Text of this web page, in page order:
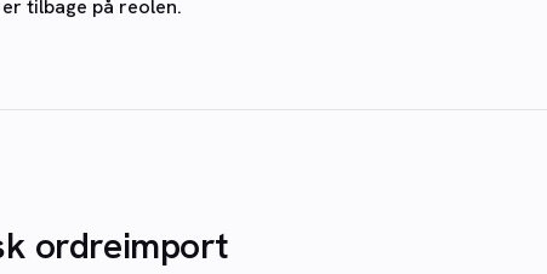
tilbage på reolen.
ordreimport